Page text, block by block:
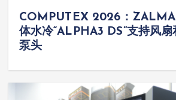
COMPUTEX 2026：
体水冷“ALPHA3 DS”支持风
泵头